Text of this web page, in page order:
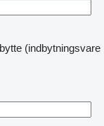
bytte (indbytningsvare